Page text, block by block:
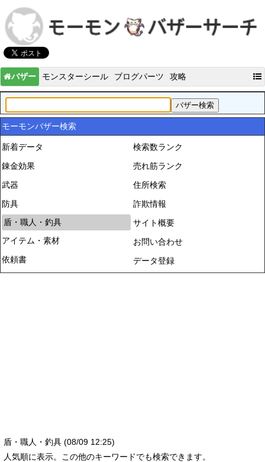
バザー モンスターシール ブログパーツ 攻略
モーモンバザー検索
新着データ
錬金効果
武器
防具
盾・職人・釣具
アイテム・素材
依頼書
検索数ランク
売れ筋ランク
住所検索
詐欺情報
サイト概要
お問い合わせ
データ登録
盾・職人・釣具 (08/09 12:25)
人気順に表示。この他のキーワードでも検索できます。